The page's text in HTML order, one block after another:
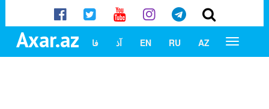
Axar.az AZ
RU
EN آذ فا